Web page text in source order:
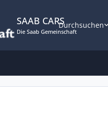
SAAB CARS
Die Saab Gemeinschaft
Durchsuchen